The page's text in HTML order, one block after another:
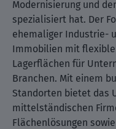
Modernisierung und
spezialisiert hat. Der
ehemaliger Industrie-
Immobilien mit
Lagerflächen für
Branchen. Mit einem
Standorten bietet das
mittelständischen
Flächenlösungen